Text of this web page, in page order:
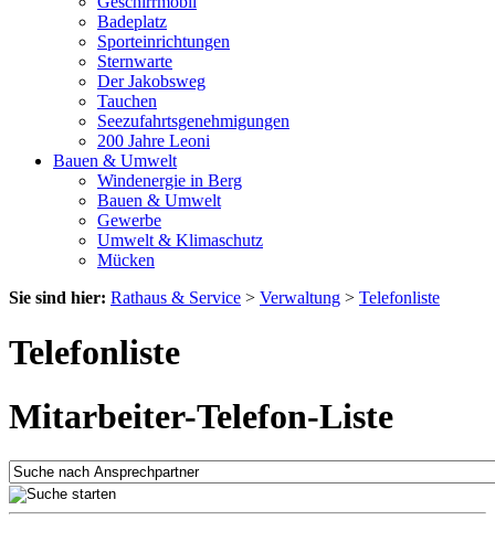
Badeplatz
Sporteinrichtungen
Sternwarte
Der Jakobsweg
Tauchen
Seezufahrtsgenehmigungen
200 Jahre Leoni
Bauen & Umwelt
Windenergie in Berg
Bauen & Umwelt
Gewerbe
Umwelt & Klimaschutz
Mücken
Sie sind hier: Rathaus & Service > Verwaltung > Telefonliste
Telefonliste
Mitarbeiter-Telefon-Liste